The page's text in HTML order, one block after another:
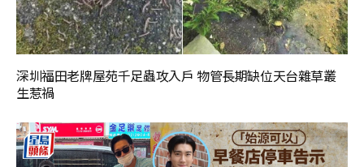
深圳福田老牌屋苑千足蟲攻入戶 物管長期缺位天台雜草叢
生惹禍